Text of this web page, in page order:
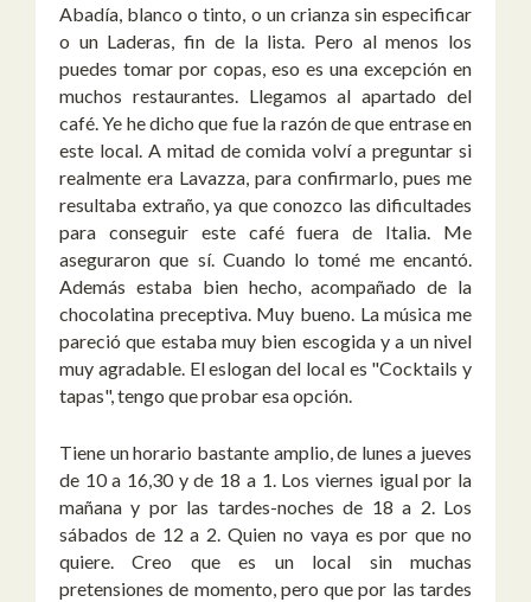
Abadía, blanco o tinto, o un crianza sin especificar
o un Laderas, fin de la lista. Pero al menos los
puedes tomar por copas, eso es una excepción en
muchos restaurantes. Llegamos al apartado del
café. Ye he dicho que fue la razón de que entrase en
este local. A mitad de comida volví a preguntar si
realmente era Lavazza, para confirmarlo, pues me
resultaba extraño, ya que conozco las dificultades
para conseguir este café fuera de Italia. Me
aseguraron que sí. Cuando lo tomé me encantó.
Además estaba bien hecho, acompañado de la
chocolatina preceptiva. Muy bueno. La música me
pareció que estaba muy bien escogida y a un nivel
muy agradable. El eslogan del local es "Cocktails y
tapas", tengo que probar esa opción.
Tiene un horario bastante amplio, de lunes a jueves
de 10 a 16,30 y de 18 a 1. Los viernes igual por la
mañana y por las tardes-noches de 18 a 2. Los
sábados de 12 a 2. Quien no vaya es por que no
quiere. Creo que es un local sin muchas
pretensiones de momento, pero que por las tardes